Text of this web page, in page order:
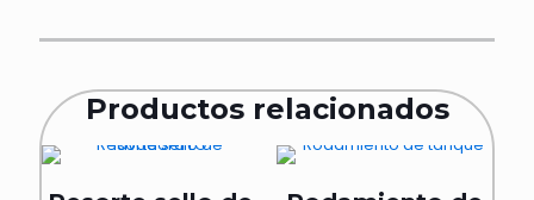
Productos relacionados